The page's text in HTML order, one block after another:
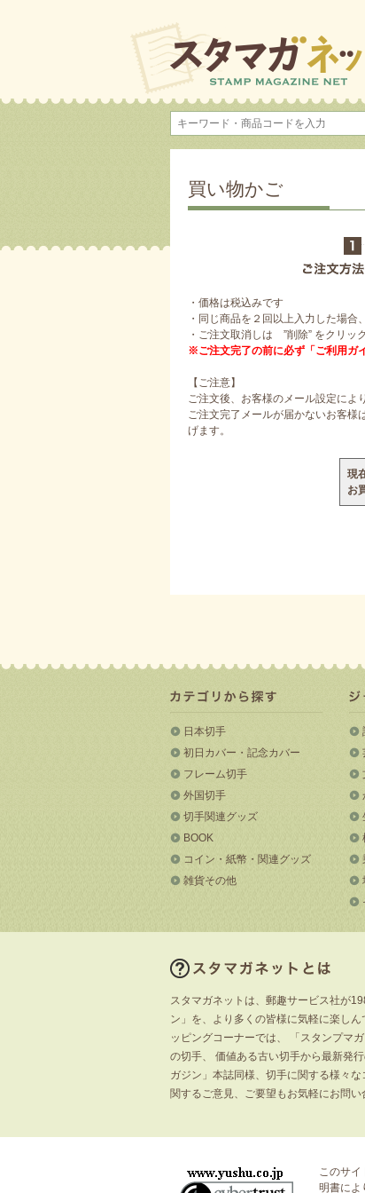
買い物かご
・価格は税込みです
・同じ商品を２回以上入力した場
・ご注文取消しは ”削除” をクリッ
※ご注文完了の前に必ず「ご利用ガ
【ご注意】
ご注文後、お客様のメール設定によ
ご注文完了メールが届かないお客様
げます。
現
お
日本切手
初日カバー・記念カバー
フレーム切手
外国切手
切手関連グッズ
BOOK
コイン・紙幣・関連グッズ
雑貨その他
スタマガネットは、郵趣サービス社が
ン」を、より多くの皆様に気軽に楽し
ッピングコーナーでは、 「スタンプマ
の切手、 価値ある古い切手から最新発
ガジン」本誌同様、切手に関する様々
関するご意見、ご要望もお気軽にお問い
このサイ
明書によ